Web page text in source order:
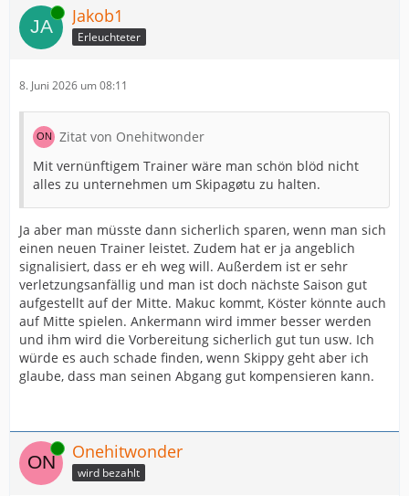
Online Jakob1
Erleuchteter
8. Juni 2026 um 08:11
Zitat von Onehitwonder
Mit vernünftigem Trainer wäre man schön blöd nicht
alles zu unternehmen um Skipagøtu zu halten.
Ja aber man müsste dann sicherlich sparen, wenn man sich
einen neuen Trainer leistet. Zudem hat er ja angeblich
signalisiert, dass er eh weg will. Außerdem ist er sehr
verletzungsanfällig und man ist doch nächste Saison gut
aufgestellt auf der Mitte. Makuc kommt, Köster könnte auch
auf Mitte spielen. Ankermann wird immer besser werden
und ihm wird die Vorbereitung sicherlich gut tun usw. Ich
würde es auch schade finden, wenn Skippy geht aber ich
glaube, dass man seinen Abgang gut kompensieren kann.
Online Onehitwonder
wird bezahlt